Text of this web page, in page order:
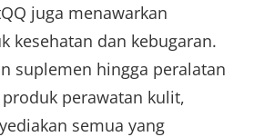
juga menawarkan
kesehatan dan kebugaran.
suplemen hingga peralatan
perawatan kulit,
semua yang